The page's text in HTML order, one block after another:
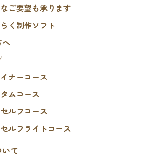
ご要望も承ります
く制作ソフト
へ
ナーコース
ムコース
ルフコース
ルフライトコース
て